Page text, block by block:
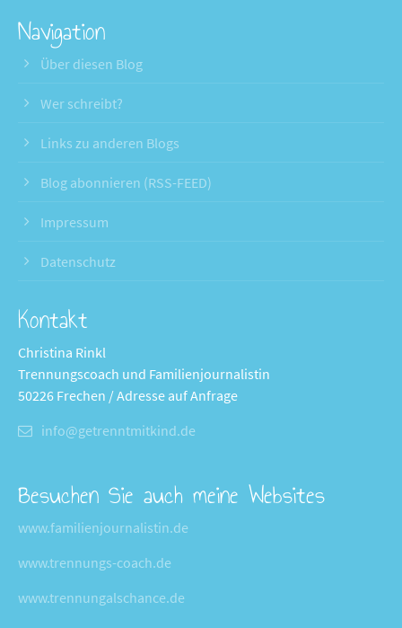
Navigation
Über diesen Blog
Wer schreibt?
Links zu anderen Blogs
Blog abonnieren (RSS-FEED)
Impressum
Datenschutz
Kontakt
Christina Rinkl
Trennungscoach und Familienjournalistin
50226 Frechen / Adresse auf Anfrage
info@getrenntmitkind.de
Besuchen Sie auch meine Websites
www.familienjournalistin.de
www.trennungs-coach.de
www.trennungalschance.de